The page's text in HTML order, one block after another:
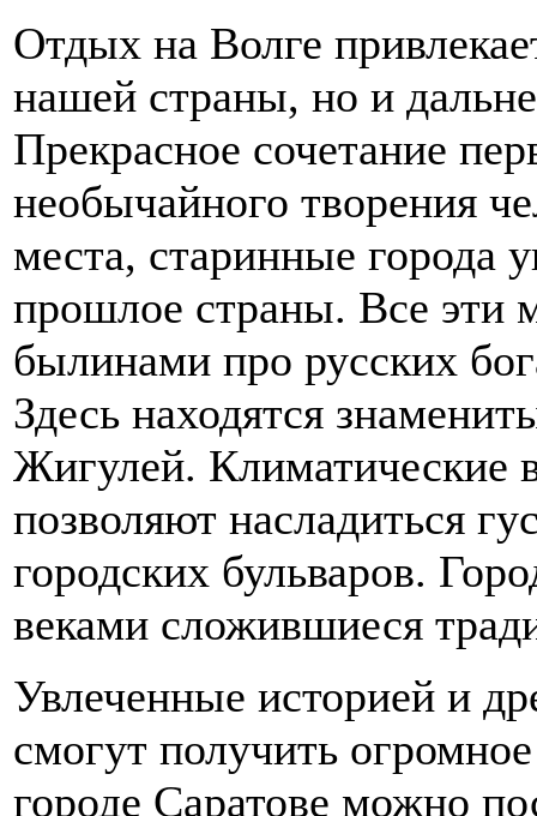
Отдых на Волге
нашей страны, но и
Прекрасное сочетание
необычайного творения
места, старинные города
прошлое страны. Все эти
былинами про русских
Здесь находятся
Жигулей. Климатические
позволяют насладиться
городских бульваров.
веками сложившиеся
Увлеченные историей и
смогут получить
городе Саратове можно